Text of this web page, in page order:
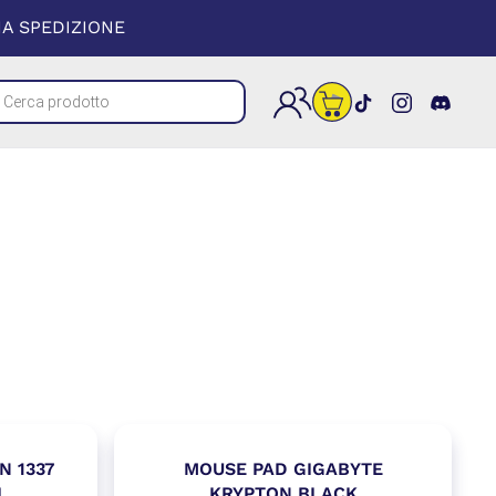
NUOVA FINESTRA)
SPEDIZIONE
(si apre in
(si apre
1337
MOUSE PAD GIGABYTE